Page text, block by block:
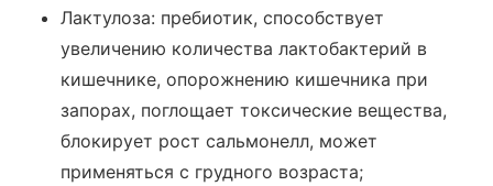
Лактулоза: пребиотик, способствует
увеличению количества лактобактерий в
кишечнике, опорожнению кишечника при
запорах, поглощает токсические вещества,
блокирует рост сальмонелл, может
применяться с грудного возраста;